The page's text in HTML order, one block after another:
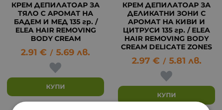
КРЕМ ДЕПИЛАТОАР ЗА
ТЯЛО С АРОМАТ НА
БАДЕМ И МЕД 135 гр. /
ELEA HAIR REMOVING
BODY CREAM
2.91 € / 5.69 лв.
КУПИ
КРЕМ ДЕПИЛАТОАР ЗА
ДЕЛИКАТНИ ЗОНИ С
АРОМАТ НА КИВИ И
ЦИТРУСИ 135 гр. / ELEA
HAIR REMOVING BODY
CREAM DELICATE ZONES
2.97 € / 5.81 лв.
КУПИ